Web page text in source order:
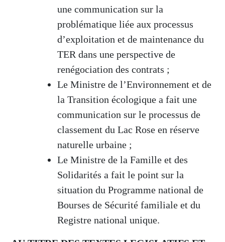
une communication sur la
problématique liée aux processus
d’exploitation et de maintenance du
TER dans une perspective de
renégociation des contrats ;
Le Ministre de l’Environnement et de
la Transition écologique a fait une
communication sur le processus de
classement du Lac Rose en réserve
naturelle urbaine ;
Le Ministre de la Famille et des
Solidarités a fait le point sur la
situation du Programme national de
Bourses de Sécurité familiale et du
Registre national unique.